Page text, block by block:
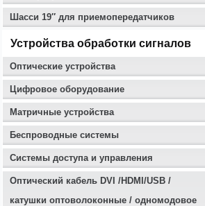
Шасси 19″ для приемопередатчиков
Устройства обработки сигналов
Оптические устройства
Цифровое оборудование
Матричные устройства
Беспроводные системы
Системы доступа и управления
Оптичеcкий кабель DVI /HDMI/USB /
катушки оптоволоконные / одномодовое